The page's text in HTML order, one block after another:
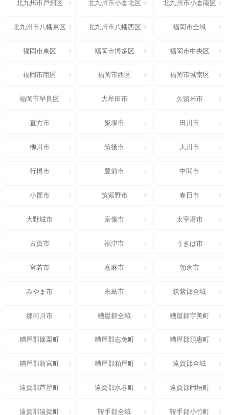
北九州市戸畑区 北九州市小倉北区 北九州市小倉南区
北九州市八幡東区 北九州市八幡西区 福岡市全域
福岡市東区 福岡市博多区 福岡市中央区
福岡市南区 福岡市西区 福岡市城南区
福岡市早良区 大牟田市 久留米市
直方市 飯塚市 田川市
柳川市 筑後市 大川市
行橋市 豊前市 中間市
小郡市 筑紫野市 春日市
大野城市 宗像市 太宰府市
古賀市 福津市 うきは市
宮若市 嘉麻市 朝倉市
みやま市 糸島市 筑紫郡全域
那珂川市 糟屋郡全域 糟屋郡宇美町
糟屋郡篠栗町 糟屋郡志免町 糟屋郡須惠町
糟屋郡新宮町 糟屋郡粕屋町 遠賀郡全域
遠賀郡芦屋町 遠賀郡水巻町 遠賀郡岡垣町
遠賀郡遠賀町 鞍手郡全域 鞍手郡小竹町